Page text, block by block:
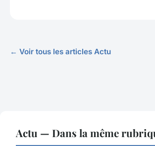
← Voir tous les articles Actu
Actu — Dans la même